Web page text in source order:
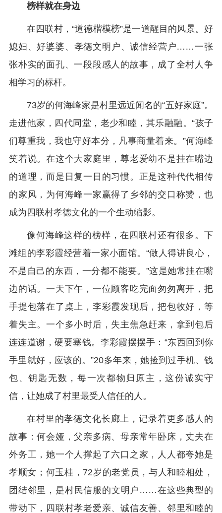
榜样就在身边
在四联村，“道德楷模榜”是一道醒目的风景。好
媳妇、好婆婆、孝德文明户、诚信经营户……一张
张朴实的面孔、一段段感人的故事，成了全村人争
相学习的标杆。
73岁的何海峰家是村里远近闻名的“五好家庭”。
走进他家，四代同堂，老少和睦，其乐融融。“孩子
们尊重我，我也守好本分，凡事商量着来。”何海峰
笑着说。在这个大家庭里，尊老爱幼不是挂在嘴边
的道理，而是日复一日的习惯。正是这种代代相传
的家风，为何海峰一家赢得了乡邻的交口称赞，也
成为四联村孝德文化的一个生动缩影。
像何海峰这样的榜样，在四联村还有很多。下
滩组的李彩霞经营着一家小面馆。“做人得讲良心，
不是自己的东西，一分都不能要。”这是她常挂在嘴
边的话。一天下午，一位顾客吃完面匆匆离开，把
手提包落在了桌上，李彩霞发现后，把包收好，等
着失主。一个多小时后，失主焦急赶来，拿到包后
连连道谢，硬要塞钱。李彩霞摆摆手：“东西回到你
手里就好，应该的。”20多年来，她捡到过手机、钱
包、钥匙无数，每一次都物归原主，这份诚实守
信，让她成了村里最受人信任的人。
在村里的孝德文化长廊上，记录着更多感人的
故事：何会娅，父亲多病、母亲常年卧床，丈夫在
外务工，她一个人撑起了六口之家，人人都夸她是
孝顺女；何玉桂，72岁的老党员，与人和睦相处，
团结邻里，是村民信服的文明户……在这些典型的
带动下，四联村孝老爱亲、诚信友善、邻里和睦的